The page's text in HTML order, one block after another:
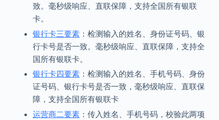
致。毫秒级响应、直联保障，支持全国所有银联
卡。
银行卡三要素：检测输入的姓名、身份证号码、银
行卡号是否一致。毫秒级响应、直联保障，支持全
国所有银联卡。
银行卡四要素：检测输入的姓名、手机号码、身份
证号码、银行卡号是否一致，毫秒级响应、直联保
障，支持全国所有银联卡
运营商二要素：传入姓名、手机号码，校验此两项